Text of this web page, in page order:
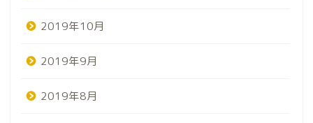
2019年10月
2019年9月
2019年8月